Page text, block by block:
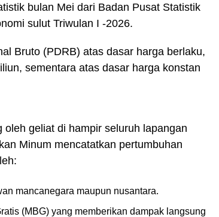
bulan Mei dari Badan Pusat Statistik
sulut Triwulan I -2026.
Bruto (PDRB) atas dasar harga berlaku,
sementara atas dasar harga konstan
geliat di hampir seluruh lapangan
Minum mencatatkan pertumbuhan
mancanegara maupun nusantara.
(MBG) yang memberikan dampak langsung